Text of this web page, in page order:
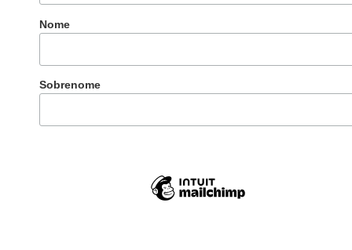
Nome
Sobrenome